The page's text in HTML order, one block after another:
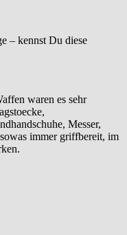
– kennst Du diese
waren es sehr
Messer,
immer griffbereit, im